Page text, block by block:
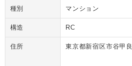
種別 マンション
構造 RC
住所 東京都新宿区市谷甲